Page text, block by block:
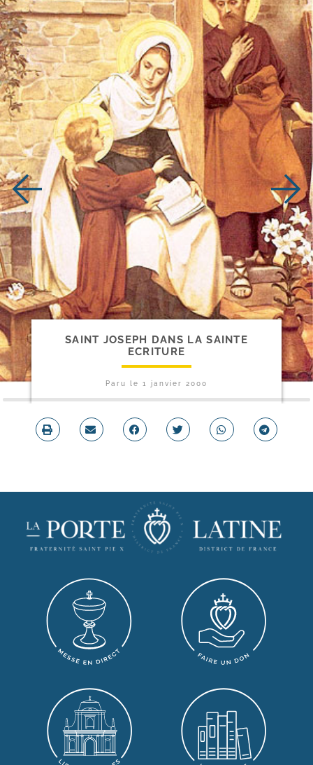
SAINT JOSEPH DANS LA SAINTE
ECRITURE
Paru le 1 janvier 2000